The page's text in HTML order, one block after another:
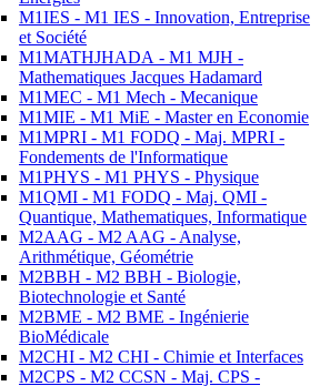
M1IES - M1 IES - Innovation, Entreprise
et Société
M1MATHJHADA - M1 MJH -
Mathematiques Jacques Hadamard
M1MEC - M1 Mech - Mecanique
M1MIE - M1 MiE - Master en Economie
M1MPRI - M1 FODQ - Maj. MPRI -
Fondements de l'Informatique
M1PHYS - M1 PHYS - Physique
M1QMI - M1 FODQ - Maj. QMI -
Quantique, Mathematiques, Informatique
M2AAG - M2 AAG - Analyse,
Arithmétique, Géométrie
M2BBH - M2 BBH - Biologie,
Biotechnologie et Santé
M2BME - M2 BME - Ingénierie
BioMédicale
M2CHI - M2 CHI - Chimie et Interfaces
M2CPS - M2 CCSN - Maj. CPS -